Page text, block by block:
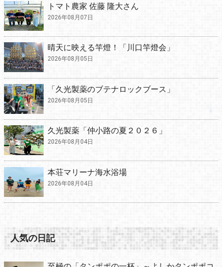
トマト農家 佐藤 隆大さん
2026年08月07日
晴天に映える竿燈！「川口竿燈会」
2026年08月05日
「久光製薬のブテナロックブース」
2026年08月05日
久光製薬「仲小路の夏２０２６」
2026年08月04日
本荘マリーナ海水浴場
2026年08月04日
人気の日記